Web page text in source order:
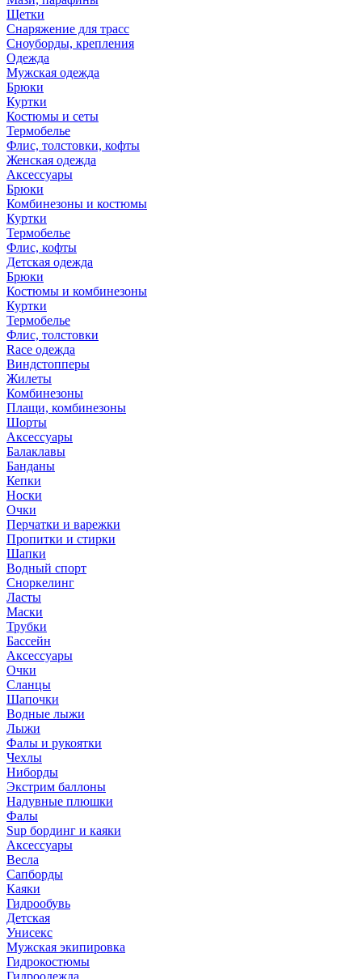
Щетки
Снаряжение для трасс
Сноуборды, крепления
Одежда
Мужская одежда
Брюки
Куртки
Костюмы и сеты
Термобелье
Флис, толстовки, кофты
Женская одежда
Аксессуары
Брюки
Комбинезоны и костюмы
Куртки
Термобелье
Флис, кофты
Детская одежда
Брюки
Костюмы и комбинезоны
Куртки
Термобелье
Флис, толстовки
Race одежда
Виндстопперы
Жилеты
Комбинезоны
Плащи, комбинезоны
Шорты
Аксессуары
Балаклавы
Банданы
Кепки
Носки
Очки
Перчатки и варежки
Пропитки и стирки
Шапки
Водный спорт
Сноркелинг
Ласты
Маски
Трубки
Бассейн
Аксессуары
Очки
Сланцы
Шапочки
Водные лыжи
Лыжи
Фалы и рукоятки
Чехлы
Ниборды
Экстрим баллоны
Надувные плюшки
Фалы
Sup бординг и каяки
Аксессуары
Весла
Сапборды
Каяки
Гидрообувь
Детская
Унисекс
Мужская экипировка
Гидрокостюмы
Гидроодежда